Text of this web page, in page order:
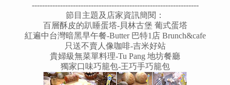
-----------------------------------------------------------------
節目主題及店家資訊簡閱：
百層酥皮的趴睡蛋塔-貝林古堡 葡式蛋塔
紅遍中台灣暗黑早午餐-Butter 巴特1店 Brunch&cafe
只送不賣人像咖啡-吉米好站
貴婦級無菜單料理-Tu Pang 地坊餐廳
獨家口味巧籠包-王巧手巧籠包